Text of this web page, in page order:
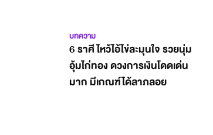
บทความ
6 ราศี ไหว้ไอ้ไข่ละมุนใจ รวยนุ่ม
อุ้มไก่ทอง ดวงการเงินโดดเด่น
มาก มีเกณฑ์ได้ลาภลอย